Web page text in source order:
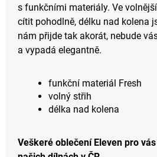
s funkčními materiály. Ve
cítit pohodlně, délku nad kolena
nám přijde tak akorát, nebude
a vypadá elegantně.
funkční materiál Fresh
volný střih
délka nad kolena
Veškeré oblečení Eleven pro